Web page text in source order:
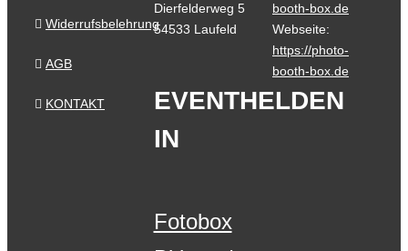
Widerrufsbelehrung
AGB
KONTAKT
Dierfelderweg 5
54533 Laufeld
booth-box.de
Webseite:
https://photo-
booth-box.de
EVENTHELDEN
IN
Fotobox